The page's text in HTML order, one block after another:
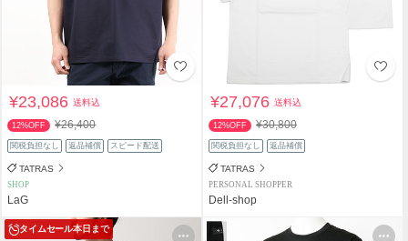
¥23,086送料込
12%OFF ¥26,400
関税負担なし 返品補償 スピード配送
TATRAS
SHOP
LaG
¥27,076送料込
12%OFF ¥30,800
関税負担なし 返品補償
TATRAS
PERSONAL SHOPPER
Dell-shop
タイムセール本日まで